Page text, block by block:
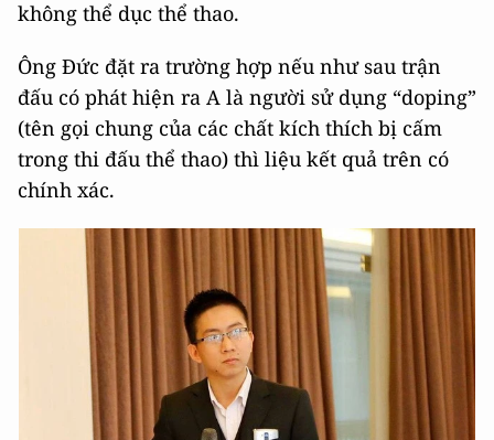
không thể dục thể thao.
Ông Đức đặt ra trường hợp nếu như sau trận
đấu có phát hiện ra A là người sử dụng “doping”
(tên gọi chung của các chất kích thích bị cấm
trong thi đấu thể thao) thì liệu kết quả trên có
chính xác.